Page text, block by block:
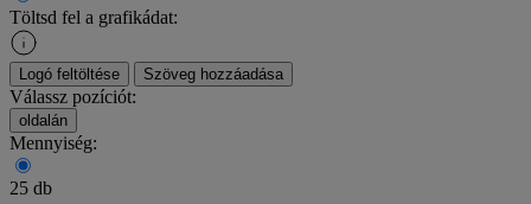
Töltsd fel a grafikádat:
Logó feltöltése Szöveg hozzáadása
Válassz pozíciót:
oldalán
Mennyiség:
25 db